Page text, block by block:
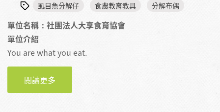
虱目魚分解仔 食農教育教具 分解布偶
單位名稱：社團法人大享食育協會
單位介紹
You are what you eat.
閱讀更多